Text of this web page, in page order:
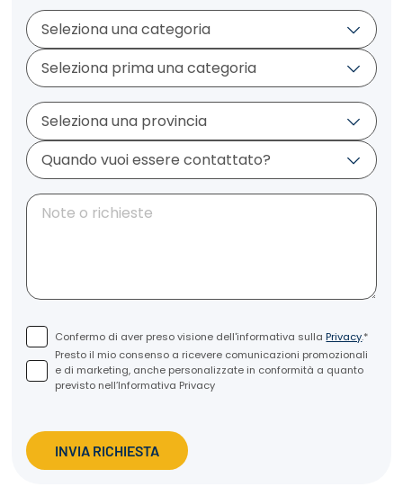
Confermo di aver preso visione dell'informativa sullaPrivacy.*
Presto il mio consenso a ricevere comunicazioni promozionali
e di marketing, anche personalizzate in conformità a quanto
previsto nell’Informativa Privacy
INVIA RICHIESTA